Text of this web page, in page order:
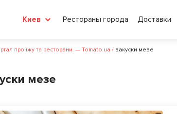
Киев Рестораны города Доставки
про їжу та ресторани. — Tomato.ua / закуски мезе
мезе